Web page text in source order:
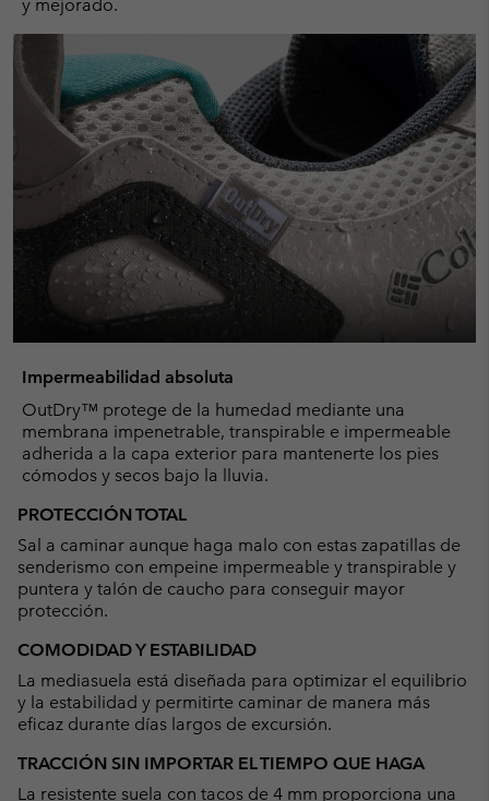
y mejorado.
Impermeabilidad absoluta
OutDry™ protege de la humedad mediante una
membrana impenetrable, transpirable e impermeable
adherida a la capa exterior para mantenerte los pies
cómodos y secos bajo la lluvia.
PROTECCIÓN TOTAL
Sal a caminar aunque haga malo con estas zapatillas de
senderismo con empeine impermeable y transpirable y
puntera y talón de caucho para conseguir mayor
protección.
COMODIDAD Y ESTABILIDAD
La mediasuela está diseñada para optimizar el equilibrio
y la estabilidad y permitirte caminar de manera más
eficaz durante días largos de excursión.
TRACCIÓN SIN IMPORTAR EL TIEMPO QUE HAGA
La resistente suela con tacos de 4 mm proporciona una